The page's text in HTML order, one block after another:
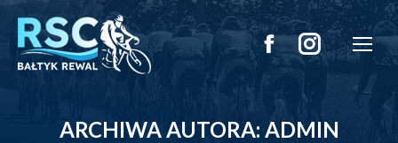
Facebook
otworzy
się
Instagram
otworzy
się
ARCHIWA AUTORA: ADMIN